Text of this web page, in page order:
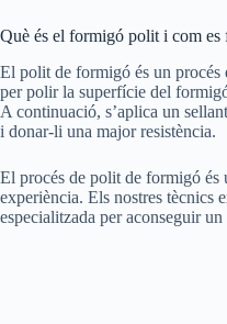
Què és el formigó polit i com es
El polit de formigó és un procés
per polir la superfície del
A continuació, s’aplica un
i donar-li una major resistència.
El procés de polit de formigó és
experiència. Els nostres tècnics
especialitzada per aconseguir